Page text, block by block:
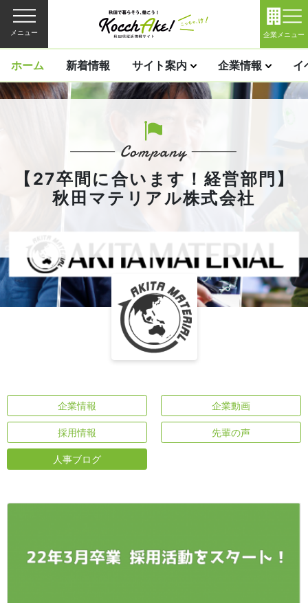
メニュー 企業メニュー
ホーム 新着情報 サイト案内 企業情報 イ
【27卒間に合います！経営部門】
秋田マテリアル株式会社
企業情報 企業動画
採用情報 先輩の声
人事ブログ